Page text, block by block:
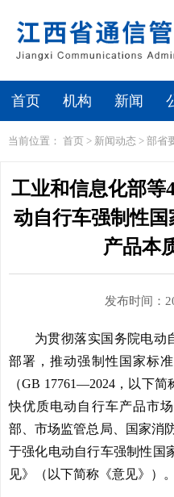
首页 机构 新闻
当前位置： 首页 > 新闻动态 > 部省
工业和信息化部等
动自行车强制性
产品本
发布时间：
为贯彻落实国务院电动
部署，推动强制性国家标
（GB 17761—2024，以下
快优质电动自行车产品市
部、市场监管总局、国家消
于强化电动自行车强制性国
见》（以下简称《意见》）。